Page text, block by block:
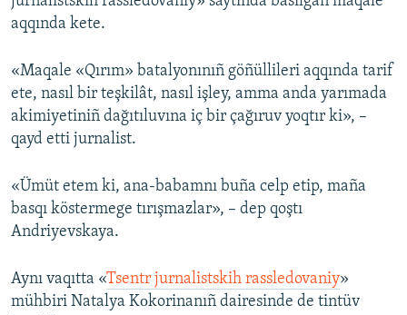
aqqında kete.
«Maqale «Qırım» batalyonınıñ göñüllileri aqqında tarif
ete, nasıl bir teşkilât, nasıl işley, amma anda yarımada
akimiyetiniñ dağıtıluvına iç bir çağıruv yoqtır ki», –
qayd etti jurnalist.
«Ümüt etem ki, ana-babamnı buña celp etip, maña
basqı köstermege tırışmazlar», – dep qoştı
Andriyevskaya.
Aynı vaqıtta «Tsentr jurnalistskih rassledovaniy»
mühbiri Natalya Kоkorinanıñ dairesinde de tintüv